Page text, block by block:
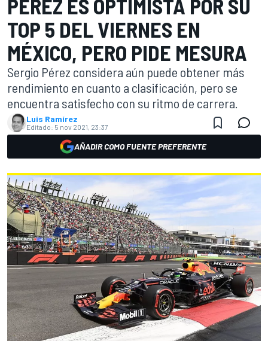
PÉREZ ES OPTIMISTA POR SU
TOP 5 DEL VIERNES EN
MÉXICO, PERO PIDE MESURA
Sergio Pérez considera aún puede obtener más
rendimiento en cuanto a clasificación, pero se
encuentra satisfecho con su ritmo de carrera.
Luis Ramírez
Editado: 5 nov 2021, 23:37
AÑADIR COMO FUENTE PREFERENTE